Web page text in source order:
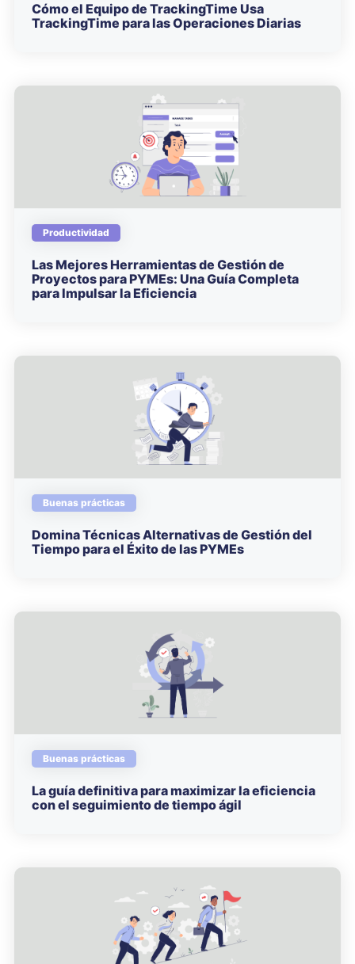
Cómo el Equipo de TrackingTime Usa
TrackingTime para las Operaciones Diarias
Productividad
Las Mejores Herramientas de Gestión de
Proyectos para PYMEs: Una Guía Completa
para Impulsar la Eficiencia
Buenas prácticas
Domina Técnicas Alternativas de Gestión del
Tiempo para el Éxito de las PYMEs
Buenas prácticas
La guía definitiva para maximizar la eficiencia
con el seguimiento de tiempo ágil